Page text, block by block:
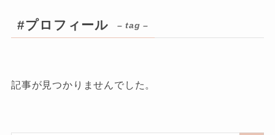
#プロフィール – tag –
記事が見つかりませんでした。